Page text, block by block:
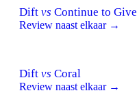
Dift vs Continue to Give
Review naast elkaar →
Dift vs Coral
Review naast elkaar →